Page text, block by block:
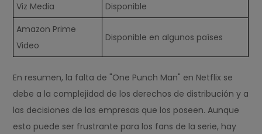
Viz Media
Disponible
Amazon Prime
Video
Disponible en algunos países
En resumen, la falta de "One Punch Man" en Netflix se
debe a la complejidad de los derechos de distribución y a
las decisiones de las empresas que los poseen. Aunque
esto puede ser frustrante para los fans de la serie, hay